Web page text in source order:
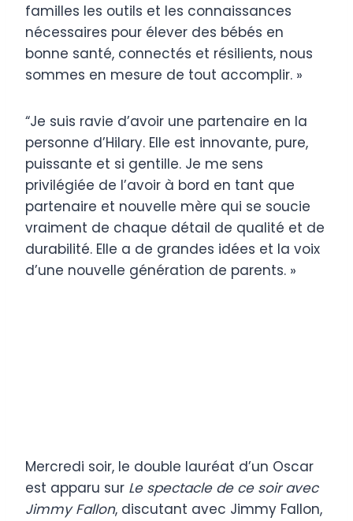
familles les outils et les connaissances
nécessaires pour élever des bébés en
bonne santé, connectés et résilients, nous
sommes en mesure de tout accomplir. »
“Je suis ravie d’avoir une partenaire en la
personne d’Hilary. Elle est innovante, pure,
puissante et si gentille. Je me sens
privilégiée de l’avoir à bord en tant que
partenaire et nouvelle mère qui se soucie
vraiment de chaque détail de qualité et de
durabilité. Elle a de grandes idées et la voix
d’une nouvelle génération de parents. »
Mercredi soir, le double lauréat d’un Oscar
est apparu sur Le spectacle de ce soir avec
Jimmy Fallon, discutant avec Jimmy Fallon,